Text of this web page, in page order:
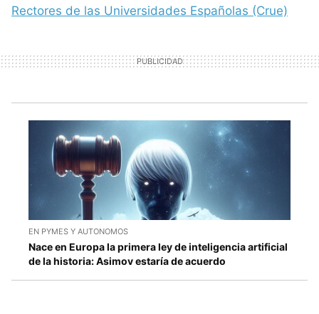
Rectores de las Universidades Españolas (Crue)
EN PYMES Y AUTONOMOS
Nace en Europa la primera ley de inteligencia artificial
de la historia: Asimov estaría de acuerdo